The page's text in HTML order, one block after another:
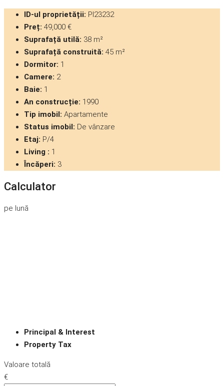
ID-ul proprietății: PI23232
Preț: 49,000 €
Suprafață utilă: 38 m²
Suprafață construită: 45 m²
Dormitor: 1
Camere: 2
Baie: 1
An construcție: 1990
Tip imobil: Apartamente
Status imobil: De vânzare
Etaj: P/4
Living : 1
Încăperi: 3
Calculator
pe lună
Principal & Interest
Property Tax
Valoare totală
€